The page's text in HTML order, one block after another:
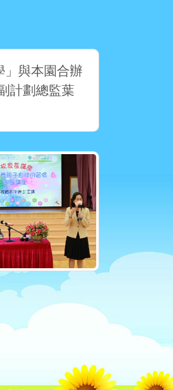
」與本園合辦
計劃總監葉